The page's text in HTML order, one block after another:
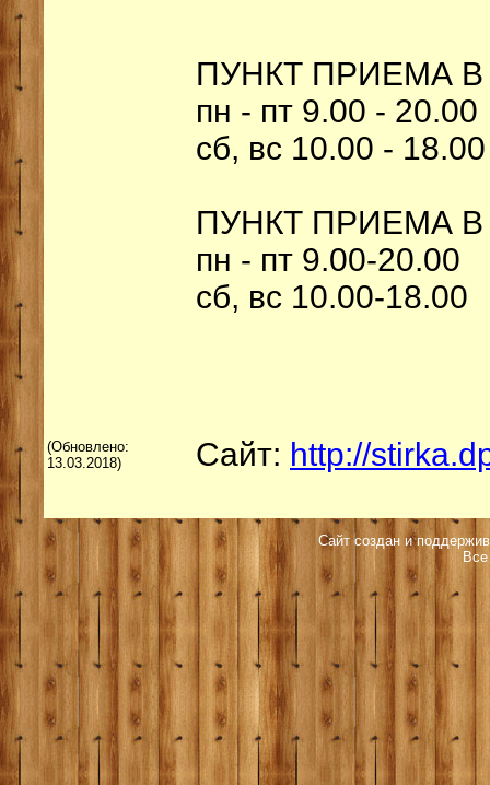
ПУНКТ ПРИЕМА В
пн - пт 9.00 - 20.00
сб, вс 10.00 - 18.00
ПУНКТ ПРИЕМА В
пн - пт 9.00-20.00
сб, вс 10.00-18.00
(Обновлено:
13.03.2018)
Сайт: http://
Сайт создан и